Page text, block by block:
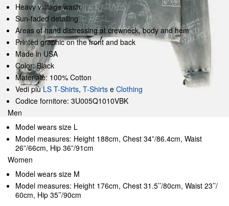
Heavy vintage wash
Sun-faded detailing
Areas of hand distressing at crewneck, body and hem
Printed graphic on the front and back
Made in USA
Color: Black
Materiale: 100% Cotton
Vedi piùLS T-Shirts, T-Shirts e Clothing
Codice fornitore: 3U005Q1010VBK
Men
Model wears size L
Model measures: Height 188cm, Chest 34”/86.4cm, Waist
26”/66cm, Hip 36”/91cm
Women
Model wears size M
Model measures: Height 176cm, Chest 31.5’’/80cm, Waist 23’’/
60cm, Hip 35’’/90cm